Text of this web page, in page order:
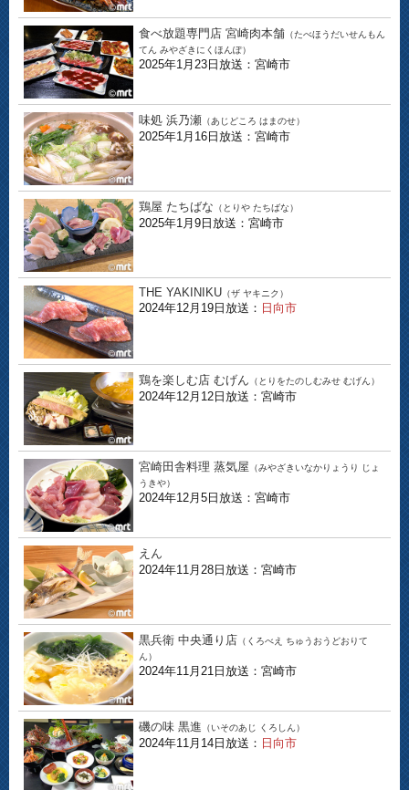
食べ放題専門店 宮崎肉本舗 （たべほうだいせんもん
てん みやざきにくほんぽ）
2025年1月23日放送：宮崎市
味処 浜乃瀬 （あじどころ はまのせ）
2025年1月16日放送：宮崎市
鶏屋 たちばな （とりや たちばな）
2025年1月9日放送：宮崎市
THE YAKINIKU （ザ ヤキニク）
2024年12月19日放送： 日向市
鶏を楽しむ店 むげん （とりをたのしむみせ むげん）
2024年12月12日放送：宮崎市
宮崎田舎料理 蒸気屋 （みやざきいなかりょうり じょ
うきや）
2024年12月5日放送：宮崎市
えん
2024年11月28日放送：宮崎市
黒兵衛 中央通り店 （くろべえ ちゅうおうどおりて
ん）
2024年11月21日放送：宮崎市
磯の味 黒進 （いそのあじ くろしん）
2024年11月14日放送： 日向市